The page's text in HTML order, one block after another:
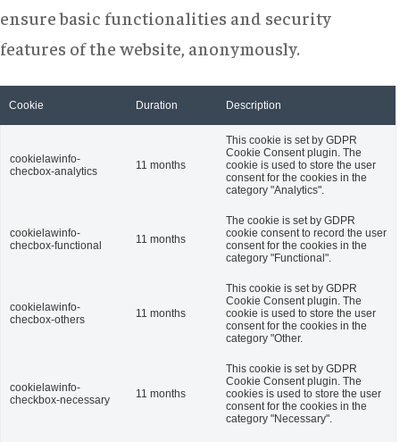
ensure basic functionalities and security
features of the website, anonymously.
Cookie Duration Description
cookielawinfo-
checbox-analytics
11 months
This cookie is set by GDPR
Cookie Consent plugin. The
cookie is used to store the user
consent for the cookies in the
category "Analytics".
cookielawinfo-
checbox-functional
11 months
The cookie is set by GDPR
cookie consent to record the user
consent for the cookies in the
category "Functional".
cookielawinfo-
checbox-others
11 months
This cookie is set by GDPR
Cookie Consent plugin. The
cookie is used to store the user
consent for the cookies in the
category "Other.
cookielawinfo-
checkbox-necessary
11 months
This cookie is set by GDPR
Cookie Consent plugin. The
cookies is used to store the user
consent for the cookies in the
category "Necessary".